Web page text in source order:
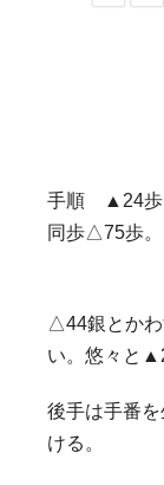
手順 ▲24
同歩△75歩。
△44銀とか
い。悠々と
後手は手番を
ける。